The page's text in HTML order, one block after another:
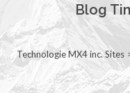
Blog
Technologie MX4 inc. Sites